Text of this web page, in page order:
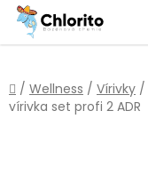
Prejsť
obsah
Domov
/ Wellness / Vírivky /
vírivka set profi 2 ADR